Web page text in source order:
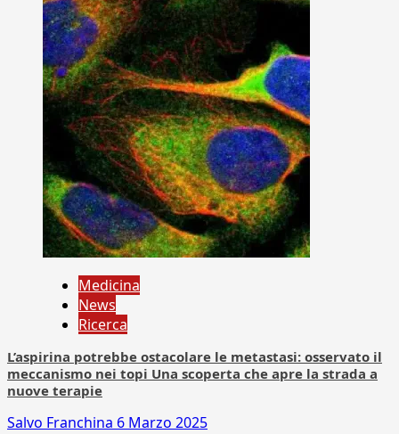
Medicina
News
Ricerca
L’aspirina potrebbe ostacolare le metastasi: osservato il
meccanismo nei topi Una scoperta che apre la strada a
nuove terapie
Salvo Franchina 6 Marzo 2025